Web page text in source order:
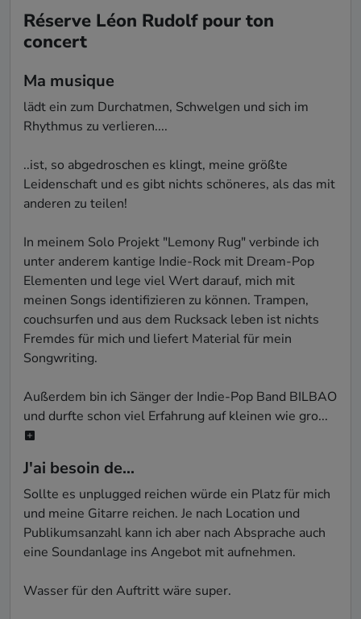
Réserve Léon Rudolf pour ton
concert
Ma musique
lädt ein zum Durchatmen, Schwelgen und sich im
Rhythmus zu verlieren....
..ist, so abgedroschen es klingt, meine größte
Leidenschaft und es gibt nichts schöneres, als das mit
anderen zu teilen!
In meinem Solo Projekt "Lemony Rug" verbinde ich
unter anderem kantige Indie-Rock mit Dream-Pop
Elementen und lege viel Wert darauf, mich mit
meinen Songs identifizieren zu können. Trampen,
couchsurfen und aus dem Rucksack leben ist nichts
Fremdes für mich und liefert Material für mein
Songwriting.
Außerdem bin ich Sänger der Indie-Pop Band BILBAO
und durfte schon viel Erfahrung auf kleinen wie gro...
J'ai besoin de...
Sollte es unplugged reichen würde ein Platz für mich
und meine Gitarre reichen. Je nach Location und
Publikumsanzahl kann ich aber nach Absprache auch
eine Soundanlage ins Angebot mit aufnehmen.
Wasser für den Auftritt wäre super.